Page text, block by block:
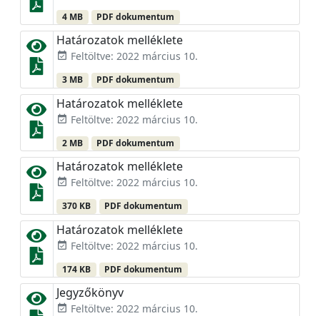
4 MB PDF dokumentum
Határozatok melléklete
event_available Feltöltve: 2022 március 10.
3 MB PDF dokumentum
Határozatok melléklete
event_available Feltöltve: 2022 március 10.
2 MB PDF dokumentum
Határozatok melléklete
event_available Feltöltve: 2022 március 10.
370 KB PDF dokumentum
Határozatok melléklete
event_available Feltöltve: 2022 március 10.
174 KB PDF dokumentum
Jegyzőkönyv
event_available Feltöltve: 2022 március 10.